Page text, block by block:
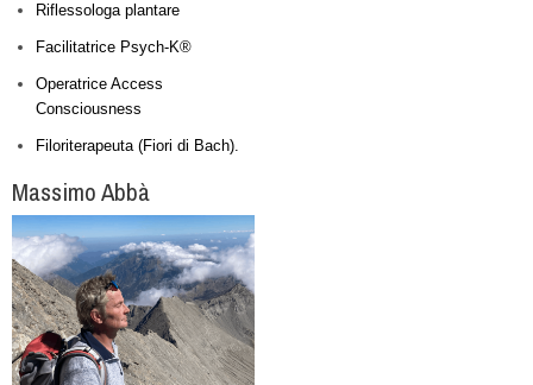
Riflessologa plantare
Facilitatrice Psych-K®
Operatrice Access
Consciousness
Filoriterapeuta (Fiori di Bach).
Massimo Abbà